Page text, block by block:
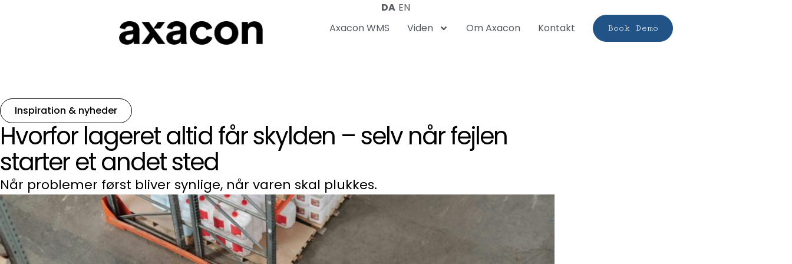
DA EN
Axacon WMS
Viden Om Axacon Kontakt Book Demo
Inspiration & nyheder
Hvorfor lageret altid får skylden – selv når fejlen
starter et andet sted
Når problemer først bliver synlige, når varen skal plukkes.